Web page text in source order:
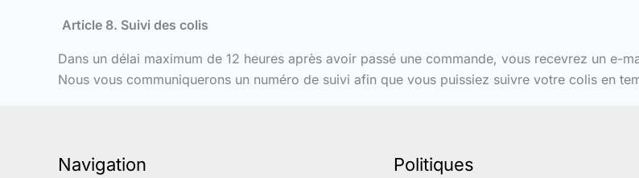
Article 8. Suivi des colis
Dans un délai maximum de 12 heures après avoir passé une commande, vous recevrez un e-
Nous vous communiquerons un numéro de suivi afin que vous puissiez suivre votre colis en
Navigation Politiques